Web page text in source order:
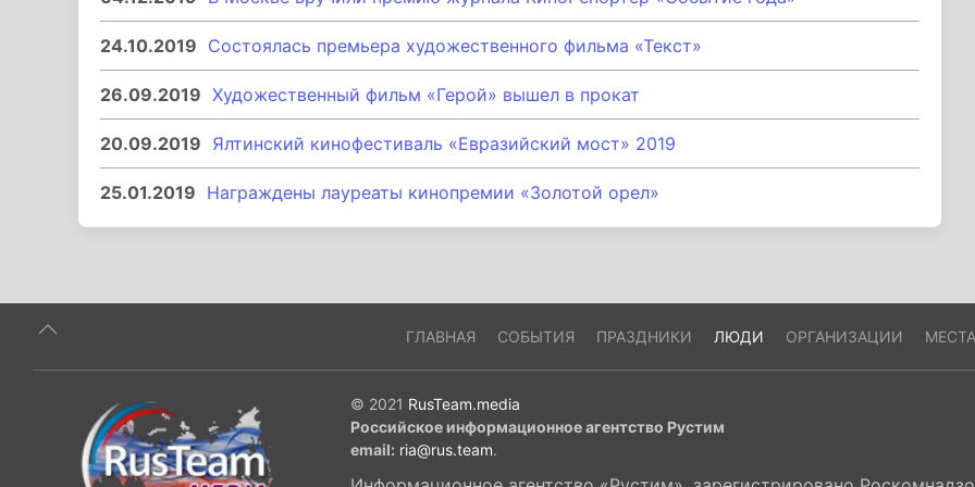
24.10.2019 Состоялась премьера художественного фильма «Текст»
26.09.2019 Художественный фильм «Герой» вышел в прокат
20.09.2019 Ялтинский кинофестиваль «Евразийский мост» 2019
25.01.2019 Награждены лауреаты кинопремии «Золотой орел»
ГЛАВНАЯ СОБЫТИЯ ПРАЗДНИКИ ЛЮДИ ОРГАНИЗАЦИИ МЕСТА
© 2021 RusTeam.media
Российское информационное агентство Рустим
email: ria@rus.team.